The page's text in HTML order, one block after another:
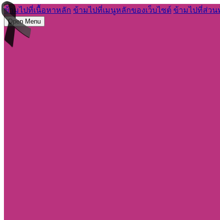
ข้ามไปที่เนื้อหาหลัก ข้ามไปที่เมนูหลักของเว็บไซต์ ข้ามไปที่ส่วน
Open Menu